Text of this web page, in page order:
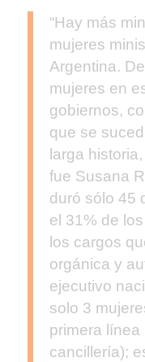
“Hay más
mujeres
Argentina.
mujeres en
gobiernos,
que se
larga
fue Susana
duró sólo 45
el 31% de
los cargos
orgánica y
ejecutivo
solo 3
primera línea
cancillería);